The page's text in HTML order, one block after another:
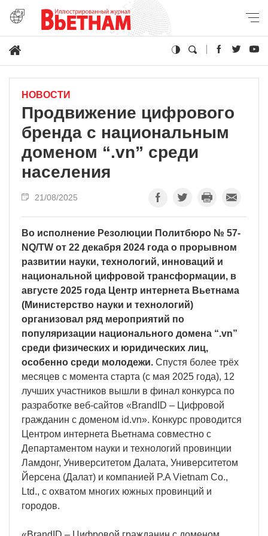
НОВОСТИ
Продвижение цифрового
бренда с национальным
доменом “.vn” среди
населения
21/08/2025
Во исполнение Резолюции Политбюро № 57-
NQ/TW от 22 декабря 2024 года о прорывном
развитии науки, технологий, инноваций и
национальной цифровой трансформации, в
августе 2025 года Центр интернета Вьетнама
(Министерство науки и технологий)
организовал ряд мероприятий по
популяризации национального домена “.vn”
среди физических и юридических лиц,
особенно среди молодежи. Спустя более трёх
месяцев с момента старта (с мая 2025 года), 12
лучших участников вышли в финал конкурса по
разработке веб-сайтов «BrandID – Цифровой
гражданин с доменом id.vn». Конкурс проводится
Центром интернета Вьетнама совместно с
Департаментом науки и технологий провинции
Ламдонг, Университетом Далата, Университетом
Йерсена (Далат) и компанией P.A Vietnam Co.,
Ltd., с охватом многих южных провинций и
городов.